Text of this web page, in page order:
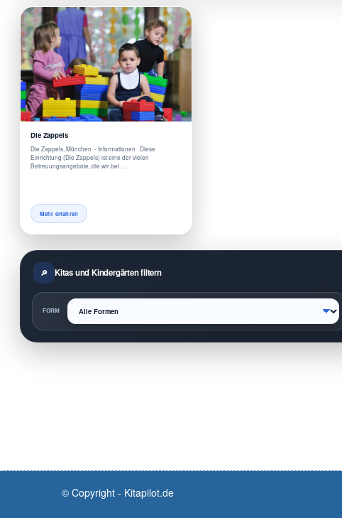
Die Zappels
Die Zappels, München - Informationen Diese
Einrichtung (Die Zappels) ist eine der vielen
Betreuungsangebote, die wir bei …
Mehr erfahren
Kitas und Kindergärten filtern
FORM
© Copyright - Kitapilot.de